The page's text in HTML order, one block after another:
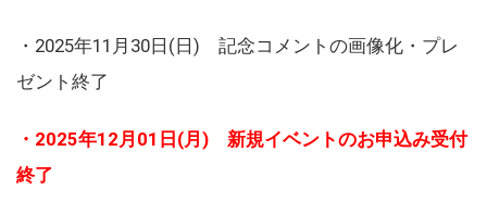
・2025年11月30日(日) 記念コメントの画像化・プレ
ゼント終了
・2025年12月01日(月) 新規イベントのお申込み受付
終了